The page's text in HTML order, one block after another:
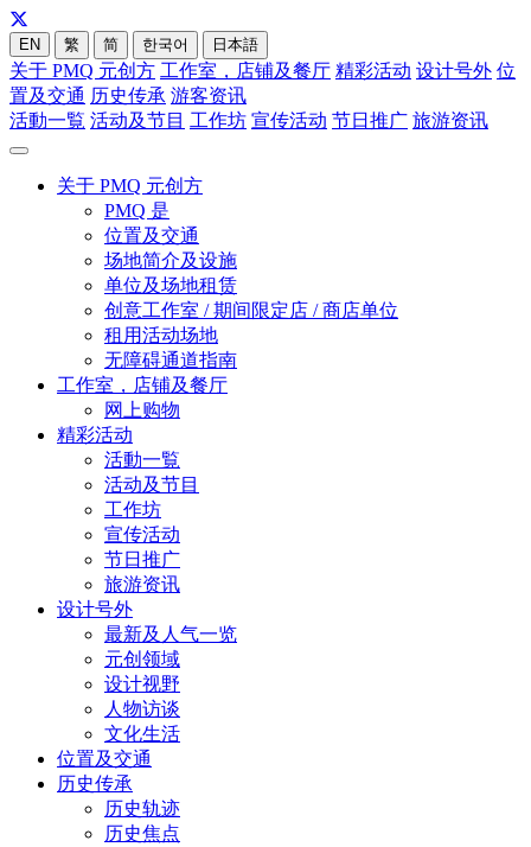
EN 繁 简 한국어 日本語
关于 PMQ 元创方 工作室，店铺及餐厅 精彩活动 设计号外 位
置及交通 历史传承 游客资讯
活動一覧 活动及节目 工作坊 宣传活动 节日推广 旅游资讯
关于 PMQ 元创方
PMQ 是
位置及交通
场地简介及设施
单位及场地租赁
创意工作室 / 期间限定店 / 商店单位
租用活动场地
无障碍通道指南
工作室，店铺及餐厅
网上购物
精彩活动
活動一覧
活动及节目
工作坊
宣传活动
节日推广
旅游资讯
设计号外
最新及人气一览
元创领域
设计视野
人物访谈
文化生活
位置及交通
历史传承
历史轨迹
历史焦点